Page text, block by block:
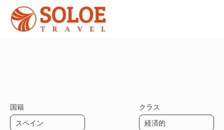
国籍 クラス